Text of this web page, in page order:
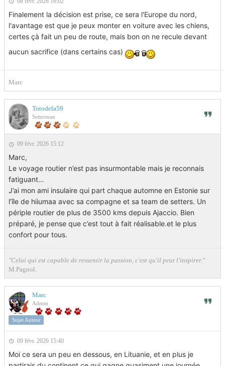
Finalement la décision est prise, ce sera l'Europe du nord,
l'avantage est que je peux monter en voiture avec les chiens,
certes çà fait un peu de route, mais bon on ne recule devant
aucun sacrifice (dans certains cas)
Marc
Totodela59
Setterman
09 févr. 2026 15:12
Marc,
Le voyage routier n’est pas insurmontable mais je reconnais
fatiguant…
J’ai mon ami insulaire qui part chaque automne en Estonie sur
l’île de hiiumaa avec sa compagne et sa team de setters. Un
périple routier de plus de 3500 kms depuis Ajaccio. Bien
préparé, je pense que c’est tout à fait réalisable.et le plus
confort pour tous.
"Celui qui est capable de ressentir la passion, c'est qu'il peut l'inspirer."
M.Pagnol.
Marc
Admin
Sujet Auteur
09 févr. 2026 15:40
Moi ce sera un peu en dessous, en Lituanie, et en plus je